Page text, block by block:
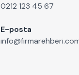
0212 123 45 67
E-posta